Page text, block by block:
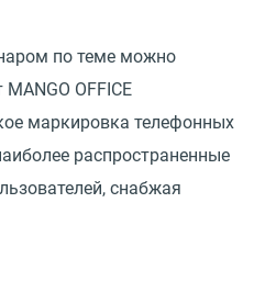
по теме можно
OFFICE
маркировка телефонных
распространенные
снабжая